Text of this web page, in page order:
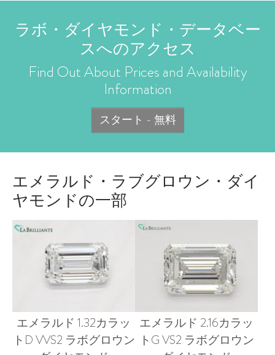
ラボ・ダイヤモンド・データベー
スへのアクセス
Find Out About Prices and Availability
Information
スタート - 無料
エメラルド・ラブグロウン・ダイ
ヤモンドの一部
エメラルド 1.32カラッ
トD VVS2 ラボグロウン
エメラルド 2.16カラッ
トG VS2 ラボグロウン